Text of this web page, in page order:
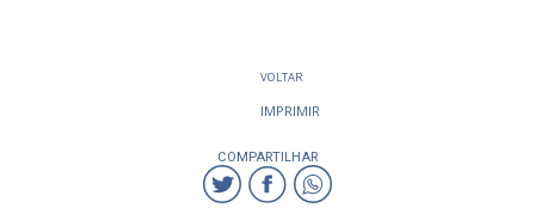
VOLTAR
IMPRIMIR
COMPARTILHAR